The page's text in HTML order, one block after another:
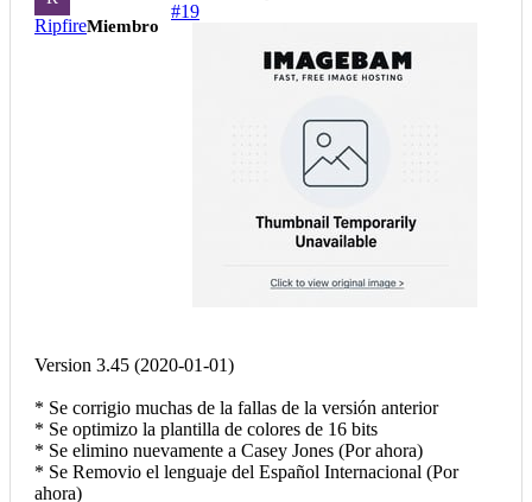
RipfireMiembro
#19
Version 3.45 (2020-01-01)
* Se corrigio muchas de la fallas de la versión anterior
* Se optimizo la plantilla de colores de 16 bits
* Se elimino nuevamente a Casey Jones (Por ahora)
* Se Removio el lenguaje del Español Internacional (Por
ahora)